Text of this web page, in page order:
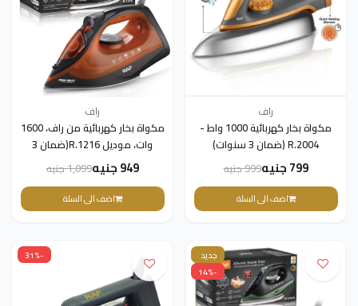
راف
مكواة بخار كهربائية 1000 واط -
R.2004 (ضمان 3 سنوات)
799 جنيه 999 جنيه
اضف الى السلة
راف
مكواة بخار كهربائية من راف، 1600
وات، موديل R.1216(ضمان 3
سنوات)
949 جنيه 1,099 جنيه
اضف الى السلة
جديد
-14%
-31%